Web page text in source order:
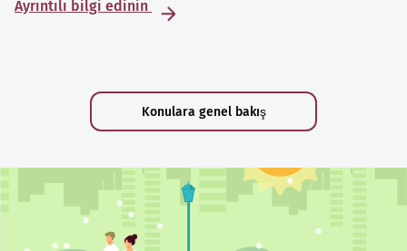
Ayrıntılı bilgi edinin
Konulara genel bakış